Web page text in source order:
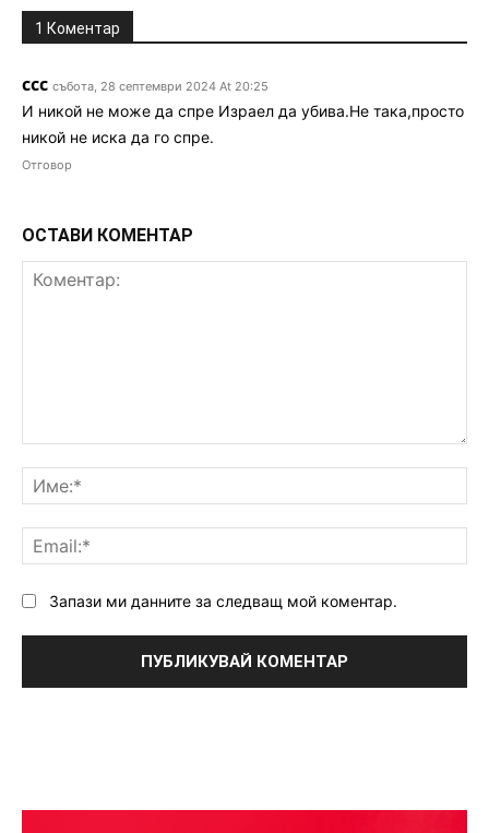
1 Коментар
ссс събота, 28 септември 2024 At 20:25
И никой не може да спре Израел да убива.Не така,просто
никой не иска да го спре.
Отговор
ОСТАВИ КОМЕНТАР
Запази ми данните за следващ мой коментар.